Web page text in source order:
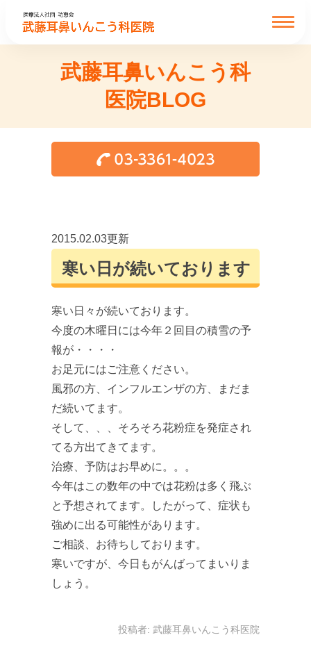
武藤耳鼻いんこう科
医院BLOG
2015.02.03更新
寒い日が続いております
寒い日々が続いております。
今度の木曜日には今年２回目の積雪の予
報が・・・・
お足元にはご注意ください。
風邪の方、インフルエンザの方、まだま
だ続いてます。
そして、、、そろそろ花粉症を発症され
てる方出てきてます。
治療、予防はお早めに。。。
今年はこの数年の中では花粉は多く飛ぶ
と予想されてます。したがって、症状も
強めに出る可能性があります。
ご相談、お待ちしております。
寒いですが、今日もがんばってまいりま
しょう。
投稿者: 武藤耳鼻いんこう科医院